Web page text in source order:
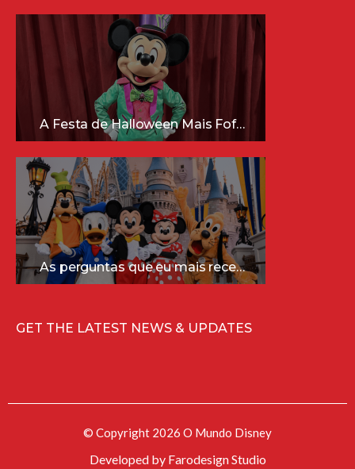
A Festa de Halloween Mais Fofa da Disney Está Chegando!
As perguntas que eu mais recebo sobre a Disney (e as respostas mais sinceras!)
GET THE LATEST NEWS & UPDATES
© Copyright 2026 O Mundo Disney
Developed by Farodesign Studio